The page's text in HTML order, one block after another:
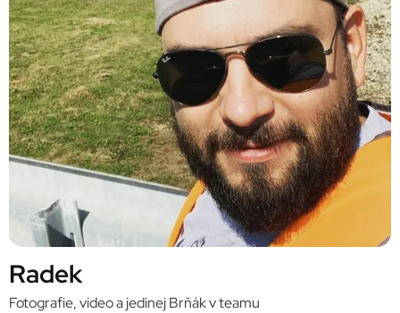
Radek
Fotografie, video a jedinej Brňák v teamu